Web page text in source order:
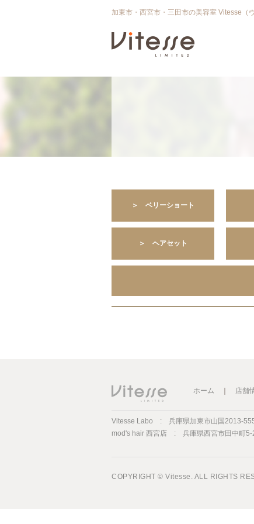
加東市・西宮市・三田市の美容室 Vitesse（
＞ ベリーショート
＞ ヘアセット
ホーム 店舗
Vitesse Labo : 兵庫県加東市山国2013-
mod's hair 西宮店 : 兵庫県西宮市田中町
COPYRIGHT © Vitesse. ALL RIGHTS